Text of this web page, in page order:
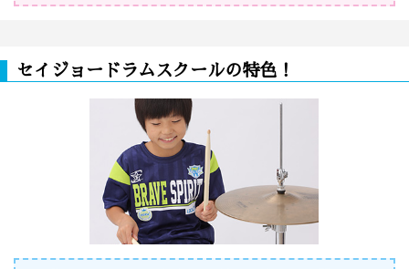
セイジョードラムスクールの特色！